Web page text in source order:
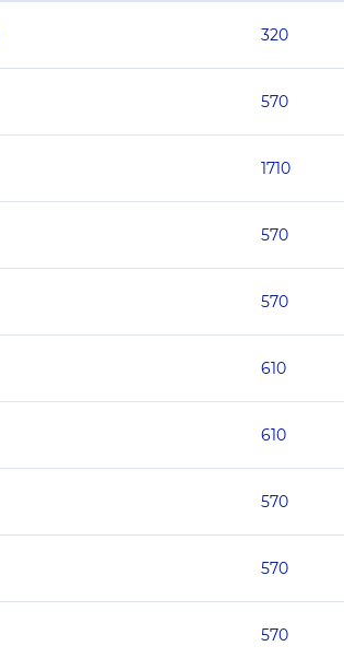
320
570
1710
570
570
610
610
570
570
570